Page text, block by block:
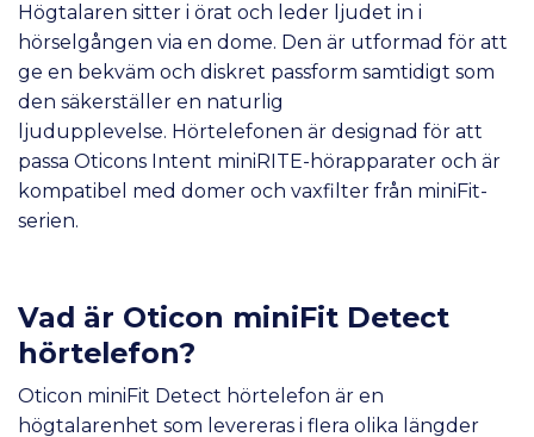
Högtalaren sitter i örat och leder ljudet in i
hörselgången via en dome. Den är utformad för att
ge en bekväm och diskret passform samtidigt som
den säkerställer en naturlig
ljudupplevelse. Hörtelefonen är designad för att
passa Oticons Intent miniRITE-hörapparater och är
kompatibel med domer och vaxfilter från miniFit-
serien.
Vad är Oticon miniFit Detect
hörtelefon?
Oticon miniFit Detect hörtelefon är en
högtalarenhet som levereras i flera olika längder